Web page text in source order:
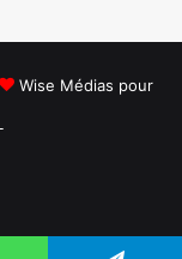
Wise Médias pour